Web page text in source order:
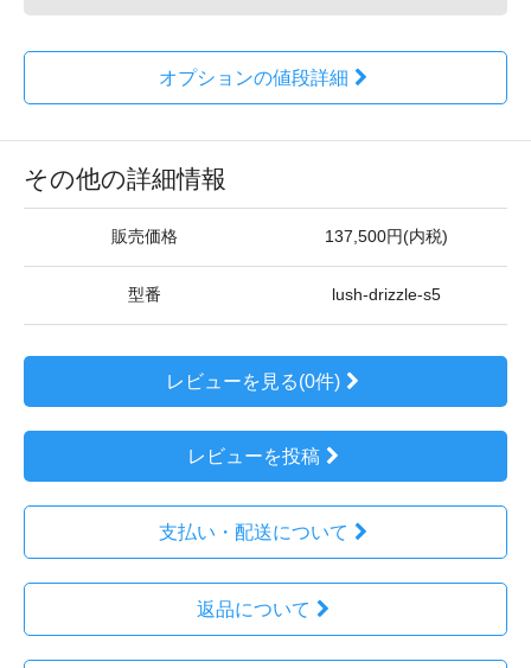
オプションの値段詳細
その他の詳細情報
販売価格 137,500円(内税)
型番 lush-drizzle-s5
レビューを見る(0件)
レビューを投稿
支払い・配送について
返品について